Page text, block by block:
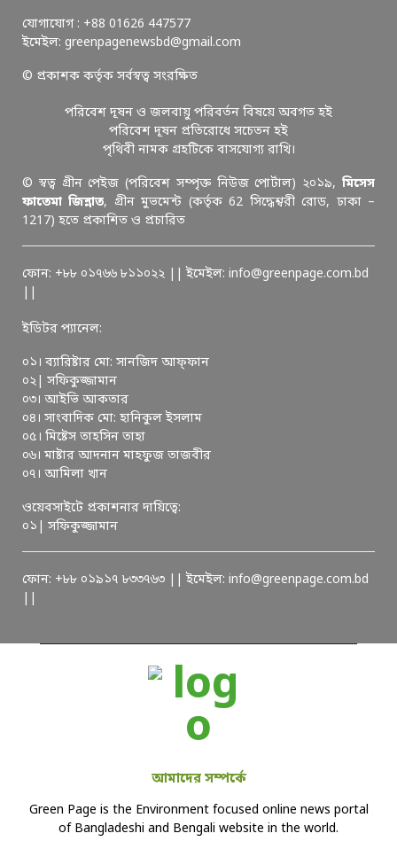
যোগাযোগ : +88 01626 447577
ইমেইল: greenpagenewsbd@gmail.com
© প্রকাশক কর্তৃক সর্বস্বত্ব সংরক্ষিত
পরিবেশ দূষন ও জলবায়ু পরিবর্তন বিষয়ে অবগত হই
পরিবেশ দূষন প্রতিরোধে সচেতন হই
পৃথিবী নামক গ্রহটিকে বাসযোগ্য রাখি।
© স্বত্ব গ্রীন পেইজ (পরিবেশ সম্পৃক্ত নিউজ পোর্টাল) ২০১৯, মিসেস
ফাতেমা জিন্নাত, গ্রীন মুভমেন্ট (কর্তৃক 62 সিদ্ধেশ্বরী রোড, ঢাকা –
1217) হতে প্রকাশিত ও প্রচারিত
ফোন: +৮৮ ০১৭৬৬ ৮১১০২২ || ইমেইল: info@greenpage.com.bd
ইডিটর প্যানেল:
০১। ব্যারিষ্টার মো: সানজিদ আফ্ফান
০২| সফিকুজ্জামান
০৩। আইভি আকতার
০৪। সাংবাদিক মো: হানিকুল ইসলাম
০৫। মিষ্টেস তাহসিন তাহা
০৬। মাষ্টার আদনান মাহফুজ তাজবীর
০৭। আমিলা খান
ওয়েবসাইটে প্রকাশনার দায়িত্বে:
০১| সফিকুজ্জামান
ফোন: +৮৮ ০১৯১৭ ৮৩৩৭৬৩ || ইমেইল: info@greenpage.com.bd
আমাদের সম্পর্কে
Green Page is the Environment focused online news portal
of Bangladeshi and Bengali website in the world.